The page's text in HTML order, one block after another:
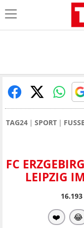
TAG24 SPORT
FC
LEIPZIG
16.193
❤️ 😂